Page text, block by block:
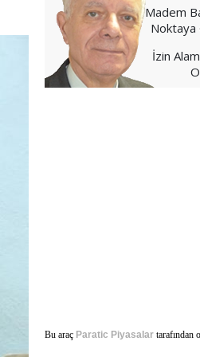
Madem
Noktaya
İzin
Bu araç Paratic Piyasalar tarafından